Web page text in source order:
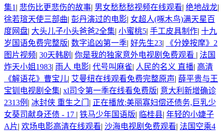
集1 | 悲伤比更悲伤的故事| 男女愁愁愁视频在线观看| 绝地战龙|
徐若瑄天使三部曲| 彭丹演过的电影| 女超人(啄木鸟)满天星百
度网盘| 大头儿子小头爸爸2全集| 小蜜桃5| 手工皮具制作| 十九
岁国语免费完整版| 数字追凶第一季| 好先生23|
《分娩按摩》2
图片视频| 30天韩剧 | 你是我的独家意外电视剧免费观看 | 法国
炸天小姐1983| 雨人 电影| 代号叫麻雀| 人民的名义 直播| 高清
《解语花》曹宝儿| 艾曼纽在线观看免费完整原声| 薛平贵与王
宝钏电视剧全集| xl司令第一季在线看免费版| 意大利新增确诊
2313例 | 冰封侠 重生之门 | 正在播放:美丽寡妇偿还债务,巨乳少
女葵司献身还债 - 17 | 铁马少年国语版| 临桂县| 年轻的小婕子
A片| 欢场电影高清在线观看| 沙海电视剧免费观看| 法国空乘4